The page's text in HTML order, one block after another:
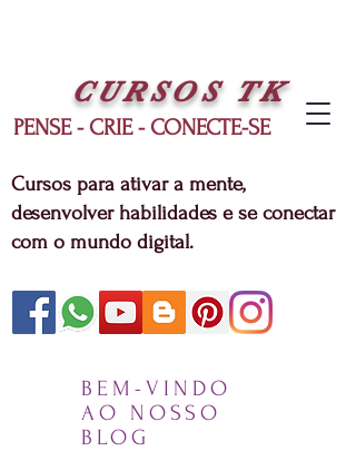
CURSOS TK
PENSE - CRIE - CONECTE-SE
Cursos para ativar a mente,
desenvolver habilidades e se conectar
com o mundo digital.
BEM-VINDO
AO NOSSO
BLOG